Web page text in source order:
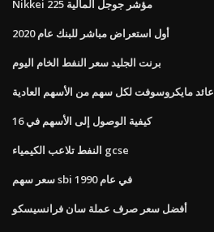
Nikkei 225 مؤشر جوجل المالية
أول استعراض مباشر للبنك عام 2020
برنت الجليد سعر النفط الخام اليوم
عائد مايكروسوفت لكل سهم من الأسهم العادية
كيفية الوصول إلى الأسهم في 16
النفط تلاعب الكيمياء gcse
سعر سهم sbi في عام 1990
أفضل سعر صرف عملة سان فرانسيسكو